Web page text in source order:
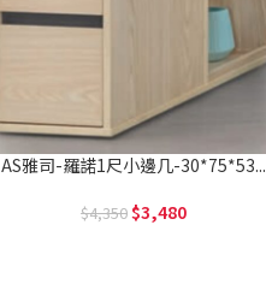
AS雅司-羅諾1尺小邊几-30*75*53...
4,350 3,480